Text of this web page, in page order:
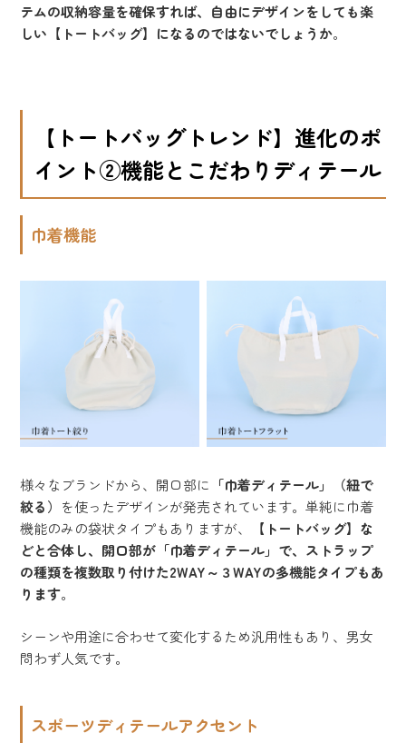
テムの収納容量を確保すれば、自由にデザインをしても楽
しい【トートバッグ】になるのではないでしょうか。
【トートバッグトレンド】進化のポ
イント②機能とこだわりディテール
巾着機能
様々なブランドから、開口部に 「巾着ディテール」（紐で
絞る） を使ったデザインが発売されています。単純に巾着
機能のみの袋状タイプもありますが、
【トートバッグ】な
どと合体し、開口部が「巾着ディテール」で、ストラップ
の種類を複数取り付けた2WAY～３WAYの多機能タイプもあ
ります。
シーンや用途に合わせて変化するため汎用性もあり、男女
問わず人気です。
スポーツディテールアクセント